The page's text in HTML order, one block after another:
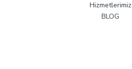
Hizmetlerimiz
BLOG